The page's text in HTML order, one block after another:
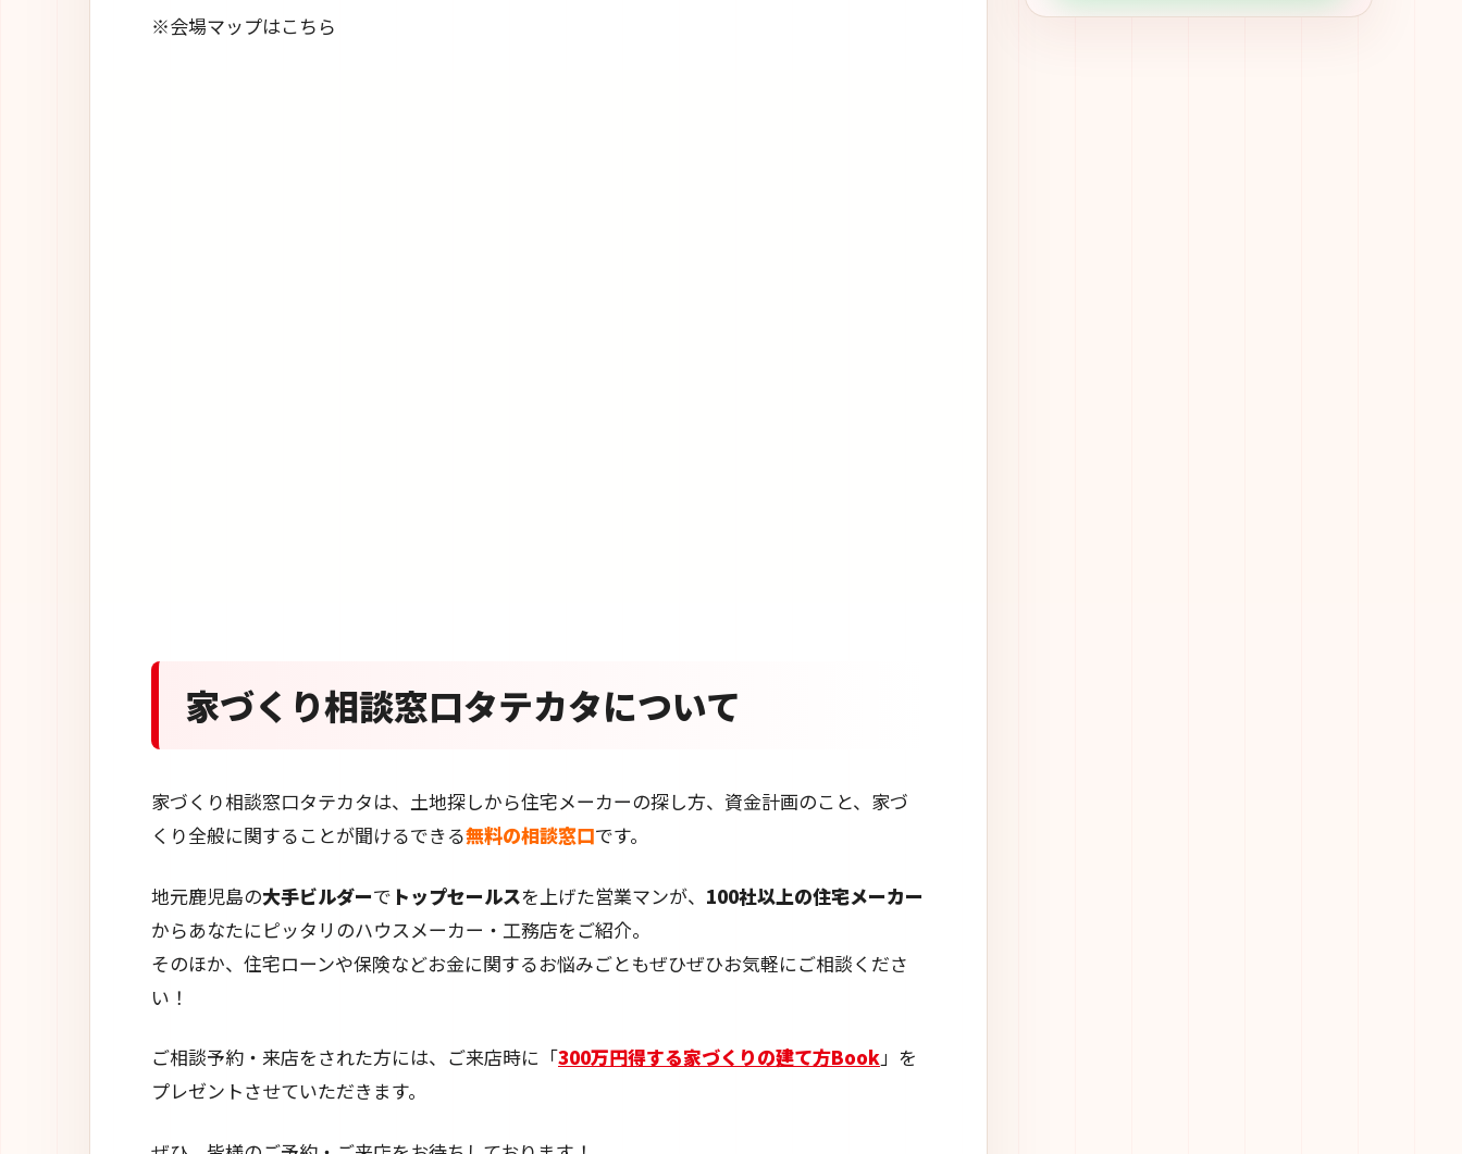
※会場マップはこちら
家づくり相談窓口タテカタについて
家づくり相談窓口タテカタは、土地探しから住宅メーカーの探し方、資金計画のこと、家づ
くり全般に関することが聞けるできる無料の相談窓口です。
地元鹿児島の大手ビルダーで トップセールスを上げた営業マンが、 100社以上の住宅メーカー
からあなたにピッタリのハウスメーカー・工務店をご紹介。
そのほか、住宅ローンや保険などお金に関するお悩みごともぜひぜひお気軽にご相談くださ
い！
ご相談予約・来店をされた方には、ご来店時に「300万円得する家づくりの建て方Book」を
プレゼントさせていただきます。